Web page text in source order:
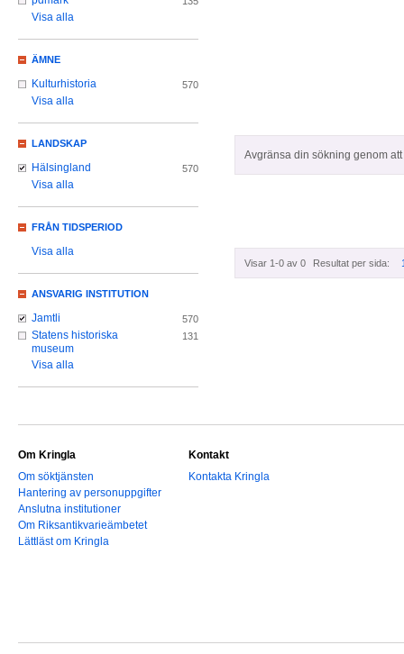
Avgränsa din sökning genom
Visar 1-0 av 0 Resultat per sida:
Visa alla
ÄMNE
Kulturhistoria 570
Visa alla
LANDSKAP
Hälsingland 570
Visa alla
FRÅN TIDSPERIOD
Visa alla
ANSVARIG INSTITUTION
Jamtli 570
Statens historiska
museum
131
Visa alla
Om Kringla
Om söktjänsten
Hantering av personuppgifter
Anslutna institutioner
Om Riksantikvarieämbetet
Lättläst om Kringla
Kontakt
Kontakta Kringla